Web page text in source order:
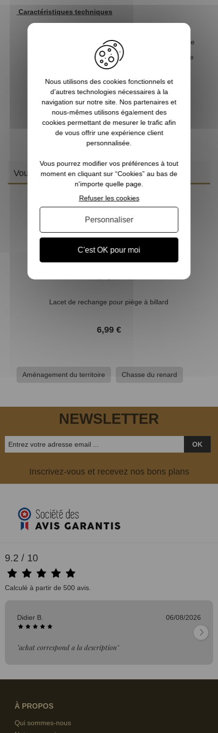
Caractéristiques techniques
: acier torsadé haute résistance
Système de fermeture : auto-serrant avec effet de
verrouillage par traction
Utilisation: extérieur – à enterrer et camoufler
: piégeurs agréés uniquement
Entretien: nettoyer après chaque utilisation –
stocker à l’abri de l’humidité
Vous aimerez aussi
Lacet de rechange pour piège à billard
6,99 €
Aménagement du territoire Chasse du renard
NEWSLETTER
OK
Inscrivez-vous et recevez nos bons plans
9.2 / 10
Calculé à partir de 500 avis.
Didier B. 06/08/2026
"achat correspond a la description"
À PROPOS
Qui sommes-nous
Nous utilisons des cookies fonctionnels et
d’autres technologies nécessaires à la
navigation sur notre site. Nos partenaires et
nous-mêmes utilisons également des
cookies permettant de mesurer le trafic afin
de vous offrir une expérience client
personnalisée.
Vous pourrez modifier vos préférences à tout
moment en cliquant sur “Cookies” au bas de
n'importe quelle page.
C'est OK pour moi
Refuser les cookies
Personnaliser